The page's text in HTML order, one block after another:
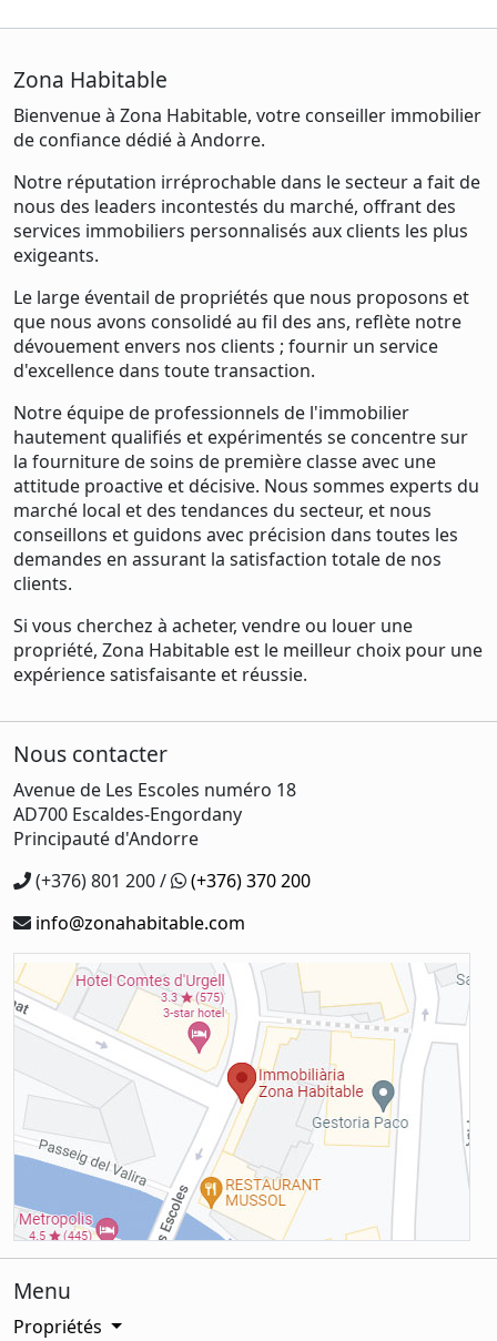
Zona Habitable
Bienvenue à Zona Habitable, votre conseiller immobilier
de confiance dédié à Andorre.
Notre réputation irréprochable dans le secteur a fait de
nous des leaders incontestés du marché, offrant des
services immobiliers personnalisés aux clients les plus
exigeants.
Le large éventail de propriétés que nous proposons et
que nous avons consolidé au fil des ans, reflète notre
dévouement envers nos clients ; fournir un service
d'excellence dans toute transaction.
Notre équipe de professionnels de l'immobilier
hautement qualifiés et expérimentés se concentre sur
la fourniture de soins de première classe avec une
attitude proactive et décisive. Nous sommes experts du
marché local et des tendances du secteur, et nous
conseillons et guidons avec précision dans toutes les
demandes en assurant la satisfaction totale de nos
clients.
Si vous cherchez à acheter, vendre ou louer une
propriété, Zona Habitable est le meilleur choix pour une
expérience satisfaisante et réussie.
Nous contacter
Avenue de Les Escoles numéro 18
AD700 Escaldes-Engordany
Principauté d'Andorre
(+376) 801 200 /
(+376) 370 200
info@zonahabitable.com
Menu
Propriétés